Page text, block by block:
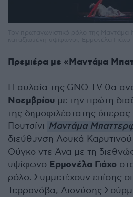
Πρεμιέρα με «Μαντάμα
Η αυλαία της GNO TV θα
Νοεμβρίου με την πρώτη
της δημοφιλέστατης
Πουτσίνι Μαντάμα
διεύθυνση Λουκά
Ούγκο ντε Άνα με τη
υψίφωνο Ερμονέλα Γιάχο
ρόλο. Συμμετέχουν επίσης
Τερρανόβα, Διονύσης